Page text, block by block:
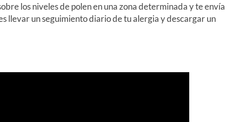
los niveles de polen en una zona determinada y te envía
llevar un seguimiento diario de tu alergia y descargar un